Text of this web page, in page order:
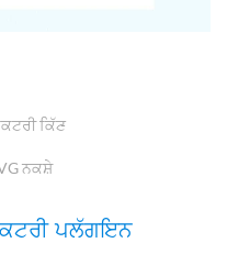
ਕਿੱਟ
ਨਕਸ਼ੇ
ਪਲੱਗਇਨ